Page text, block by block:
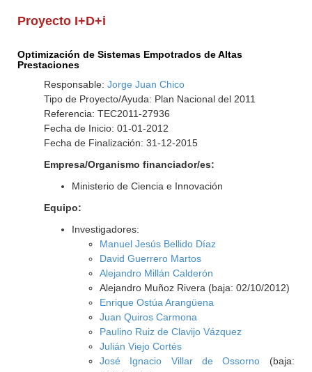
Proyecto I+D+i
Optimización de Sistemas Empotrados de Altas
Prestaciones
Responsable: Jorge Juan Chico
Tipo de Proyecto/Ayuda: Plan Nacional del 2011
Referencia: TEC2011-27936
Fecha de Inicio: 01-01-2012
Fecha de Finalización: 31-12-2015
Empresa/Organismo financiador/es:
Ministerio de Ciencia e Innovación
Equipo:
Investigadores:
Manuel Jesús Bellido Díaz
David Guerrero Martos
Alejandro Millán Calderón
Alejandro Muñoz Rivera (baja: 02/10/2012)
Enrique Ostúa Arangüena
Juan Quiros Carmona
Paulino Ruiz de Clavijo Vázquez
Julián Viejo Cortés
José Ignacio Villar de Ossorno (baja: